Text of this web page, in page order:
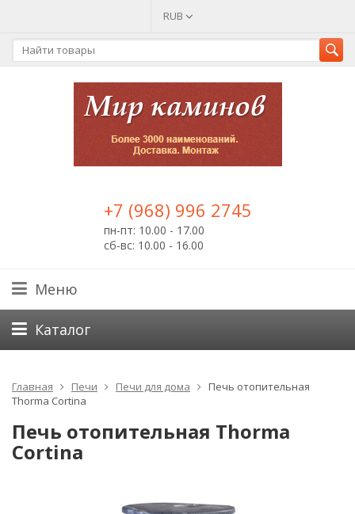
RUB
+7 (968) 996 2745
пн-пт: 10.00 - 17.00
сб-вс: 10.00 - 16.00
Меню
Каталог
Главная Печи Печи для дома
Печь отопительная
Thorma Cortina
Печь отопительная Thorma
Cortina